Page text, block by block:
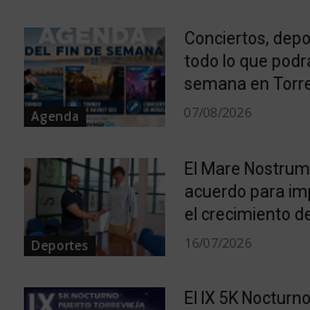
Agenda
Conciertos,
todo lo que
semana en
07/08/2026
Deportes
El Mare
acuerdo para
el crecimiento
16/07/2026
El IX 5K